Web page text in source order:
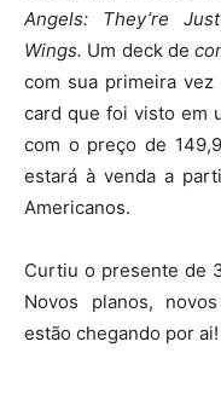
Angels: They’re
Wings. Um deck de
com sua primeira
card que foi visto em
com o preço de
estará à venda a
Americanos.
Curtiu o presente de
Novos planos,
estão chegando por ai!